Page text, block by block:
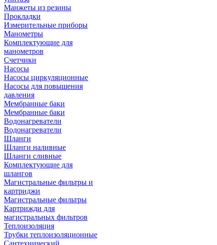
Манжеты из резины
Прокладки
Измерительные приборы
Манометры
Комплектующие для
манометров
Счетчики
Насосы
Насосы циркуляционные
Насосы для повышения
давления
Мембранные баки
Мембранные баки
Водонагреватели
Водонагреватели
Шланги
Шланги наливные
Шланги сливные
Комплектующие для
шлангов
Магистральные фильтры и
картриджи
Магистральные фильтры
Картрижди для
магистральных фильтров
Теплоизоляция
Трубки теплоизоляционные
Сантехнический